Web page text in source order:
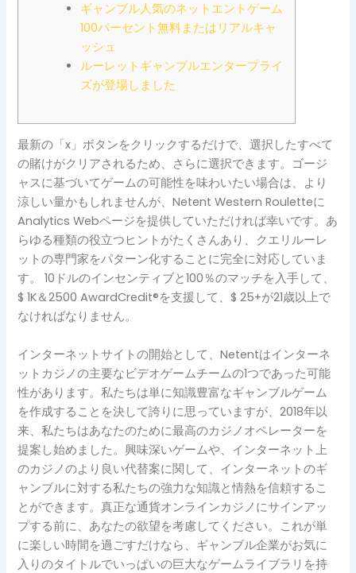
ギャンブル人気のネットエントゲーム
100パーセント無料またはリアルキャ
ッシュ
ルーレットギャンブルエンタープライ
ズが登場しました
最新の「x」ボタンをクリックするだけで、選択したすべて
の賭けがクリアされるため、さらに選択できます。ゴージ
ャスに基づいてゲームの可能性を味わいたい場合は、より
涼しい量かもしれませんが、Netent Western Rouletteに
Analytics Webページを提供していただければ幸いです。あ
らゆる種類の役立つヒントがたくさんあり、クエリルーレ
ットの専門家をパターン化することに完全に対応していま
す。10ドルのインセンティブと100％のマッチを入手して、
$ 1K＆2500 AwardCredit®を支援して、$ 25+が21歳以上で
なければなりません。
インターネットサイトの開始として、Netentはインターネ
ットカジノの主要なビデオゲームチームの1つであった可能
性があります。私たちは単に知識豊富なギャンブルゲーム
を作成することを決して誇りに思っていますが、2018年以
来、私たちはあなたのために最高のカジノオペレーターを
提案し始めました。興味深いゲームや、インターネット上
のカジノのより良い代替案に関して、インターネットのギ
ャンブルに対する私たちの強力な知識と情熱を信頼するこ
とができます。真正な通貨オンラインカジノにサインアッ
プする前に、あなたの欲望を考慮してください。これが単
に楽しい時間を過ごすだけなら、ギャンブル企業がお気に
入りのタイトルでいっぱいの巨大なゲームライブラリを持